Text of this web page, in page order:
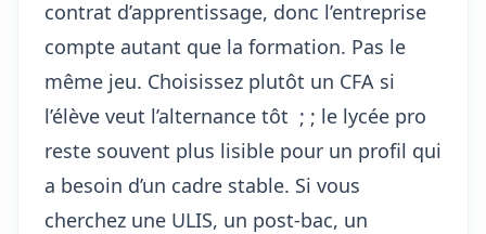
contrat d’apprentissage, donc l’entreprise
compte autant que la formation. Pas le
même jeu. Choisissez plutôt un CFA si
l’élève veut l’alternance tôt ; ; le lycée pro
reste souvent plus lisible pour un profil qui
a besoin d’un cadre stable. Si vous
cherchez une ULIS, un post-bac, un